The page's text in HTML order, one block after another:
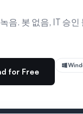
음. 봇 없음, IT 승인
for Free